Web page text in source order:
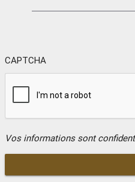
CAPTCHA
Vos informations sont